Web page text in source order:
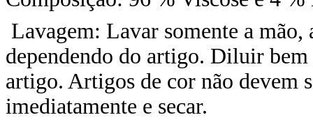
Lavagem: Lavar somente a mão,
dependendo do artigo. Diluir
artigo. Artigos de cor não devem
imediatamente e secar.